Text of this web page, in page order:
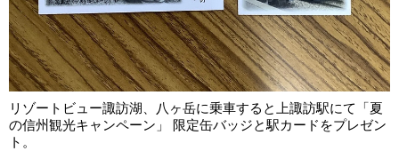
リゾートビュー諏訪湖、八ヶ岳に乗車すると上諏訪駅にて「夏
の信州観光キャンペーン」 限定缶バッジと駅カードをプレゼン
ト。